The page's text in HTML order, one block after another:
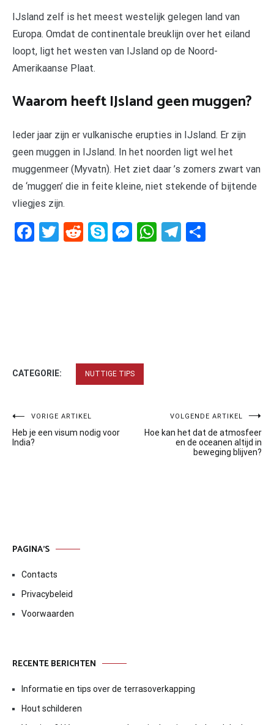
IJsland zelf is het meest westelijk gelegen land van
Europa. Omdat de continentale breuklijn over het eiland
loopt, ligt het westen van IJsland op de Noord-
Amerikaanse Plaat.
Waarom heeft IJsland geen muggen?
Ieder jaar zijn er vulkanische erupties in IJsland. Er zijn
geen muggen in IJsland. In het noorden ligt wel het
muggenmeer (Myvatn). Het ziet daar ’s zomers zwart van
de ‘muggen’ die in feite kleine, niet stekende of bijtende
vliegjes zijn.
Facebook
Twitter
RedditSkypeMessenger
WhatsApp
Telegram
CATEGORIE: NUTTIGE TIPS
Bericht
navigatie
VORIGE ARTIKEL
Heb je een visum nodig voor
India?
VOLGENDE ARTIKEL
Hoe kan het dat de atmosfeer
en de oceanen altijd in
beweging blijven?
PAGINA’S
Contacts
Privacybeleid
Voorwaarden
RECENTE BERICHTEN
Informatie en tips over de terrasoverkapping
Hout schilderen